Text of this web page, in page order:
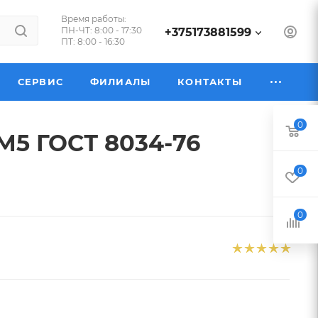
Время работы:
ПН-ЧТ: 8:00 - 17:30
ПТ: 8:00 - 16:30
+375173881599
СЕРВИС ФИЛИАЛЫ КОНТАКТЫ
ГОСТ 8034-76
0
0
0